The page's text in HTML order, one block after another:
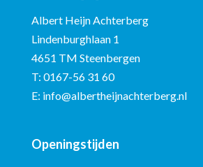
Albert Heijn Achterberg
Lindenburghlaan 1
4651 TM Steenbergen
T: 0167-56 31 60
E: info@albertheijnachterberg.nl
Openingstijden